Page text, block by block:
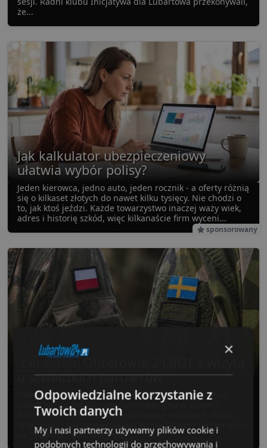
że...
Jak kalkulator ubezpieczeniowy
ułatwia wybór polisy?
Jeden kierowca, jedno auto, jeden rocznik - a oferty różnią
się o kilkaset złotych do nawet kilku tysięcy. Nie chodzi o
to, jak ktoś jeździ. Każde towarzystwo inaczej waży wiek,
adres i historię szkód, więc kilkanaście firm wyceni...
sponsorowany
u szwedzkich partnerów
Oficerowie 2 Lubelskiej Brygady Obrony Terytorialnej
odbyli wizytę szkoleniowo-obserwacyjną w Szwecji.
Przedsięwzięcie zostało zrealizowane w ramach Planu
Współpracy Międzynarodowej Wojsk Obrony Terytorialnej
na 2026 rok i było kolejnym...
×
Odpowiedzialne korzystanie z
Twoich danych
My i nasi partnerzy używamy plików cookie i
podobnych technologii do przechowywania i